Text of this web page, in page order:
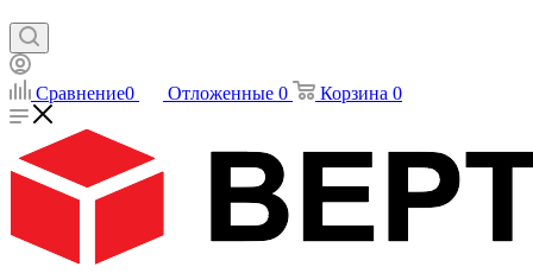
Сравнение0 Отложенные 0 Корзина 0